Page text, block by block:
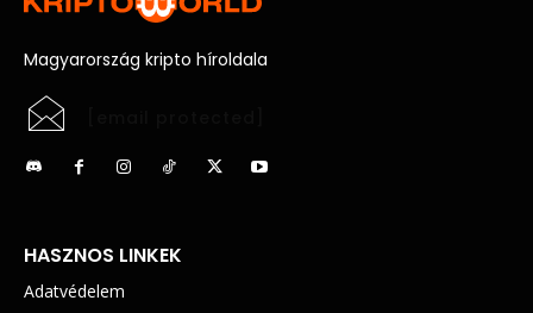
Magyarország kripto híroldala
HASZNOS LINKEK
Adatvédelem